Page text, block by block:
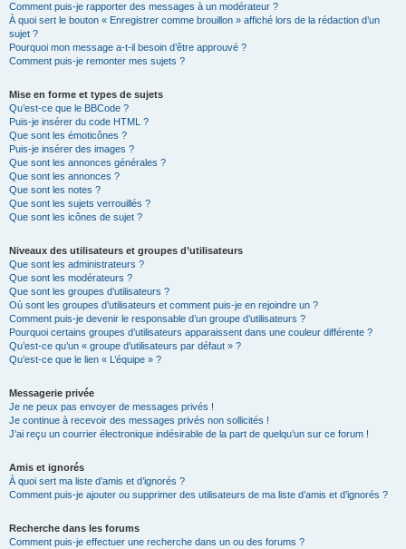
Comment puis-je rapporter des messages à un modérateur ?
À quoi sert le bouton « Enregistrer comme brouillon » affiché lors de la rédaction d’un
sujet ?
Pourquoi mon message a-t-il besoin d’être approuvé ?
Comment puis-je remonter mes sujets ?
Mise en forme et types de sujets
Qu’est-ce que le BBCode ?
Puis-je insérer du code HTML ?
Que sont les émoticônes ?
Puis-je insérer des images ?
Que sont les annonces générales ?
Que sont les annonces ?
Que sont les notes ?
Que sont les sujets verrouillés ?
Que sont les icônes de sujet ?
Niveaux des utilisateurs et groupes d’utilisateurs
Que sont les administrateurs ?
Que sont les modérateurs ?
Que sont les groupes d’utilisateurs ?
Où sont les groupes d’utilisateurs et comment puis-je en rejoindre un ?
Comment puis-je devenir le responsable d’un groupe d’utilisateurs ?
Pourquoi certains groupes d’utilisateurs apparaissent dans une couleur différente ?
Qu’est-ce qu’un « groupe d’utilisateurs par défaut » ?
Qu’est-ce que le lien « L’équipe » ?
Messagerie privée
Je ne peux pas envoyer de messages privés !
Je continue à recevoir des messages privés non sollicités !
J’ai reçu un courrier électronique indésirable de la part de quelqu’un sur ce forum !
Amis et ignorés
À quoi sert ma liste d’amis et d’ignorés ?
Comment puis-je ajouter ou supprimer des utilisateurs de ma liste d’amis et d’ignorés ?
Recherche dans les forums
Comment puis-je effectuer une recherche dans un ou des forums ?